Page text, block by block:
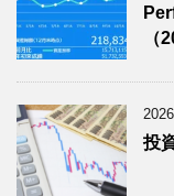
（
投